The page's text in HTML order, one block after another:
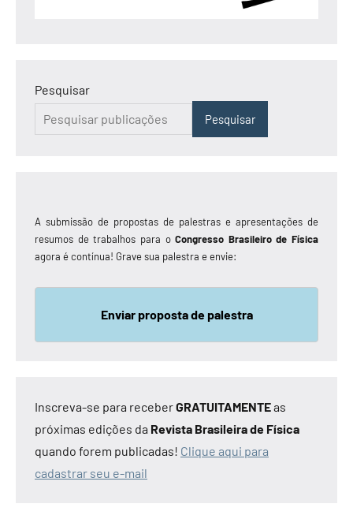
Pesquisar
Pesquisar
A submissão de propostas de palestras e apresentações de
resumos de trabalhos para oCongresso Brasileiro de Física
agora é contínua! Grave sua palestra e envie:
Enviar proposta de palestra
Inscreva-se para receberGRATUITAMENTEas
próximas edições da Revista Brasileira de Física
quando forem publicadas! Clique aqui para
cadastrar seu e-mail